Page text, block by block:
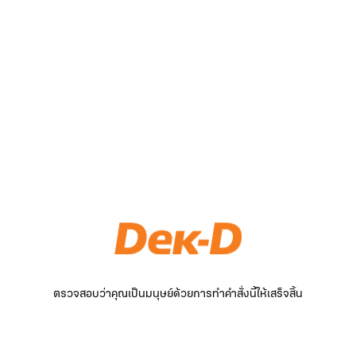
ตรวจสอบว่าคุณเป็นมนุษย์ด้วยการทำคำสั่งนี้ให้เสร็จสิ้น